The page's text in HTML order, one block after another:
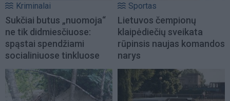
Kriminalai
Sukčiai butus „nuomoja“
ne tik didmiesčiuose:
spąstai spendžiami
socialiniuose tinkluose
Sportas
Lietuvos čempionų
klaipėdiečių sveikata
rūpinsis naujas komandos
narys